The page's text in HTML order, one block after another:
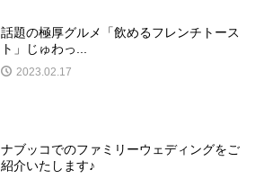
話題の極厚グルメ「飲めるフレンチトース
ト」じゅわっ...
2023.02.17
ナブッコでのファミリーウェディングをご
紹介いたします♪